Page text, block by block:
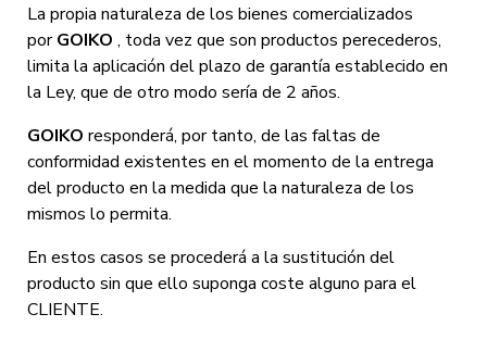
La propia naturaleza de los bienes comercializados
porGOIKO , toda vez que son productos perecederos,
limita la aplicación del plazo de garantía establecido en
la Ley, que de otro modo sería de 2 años.
GOIKO responderá, por tanto, de las faltas de
conformidad existentes en el momento de la entrega
del producto en la medida que la naturaleza de los
mismos lo permita.
En estos casos se procederá a la sustitución del
producto sin que ello suponga coste alguno para el
CLIENTE.